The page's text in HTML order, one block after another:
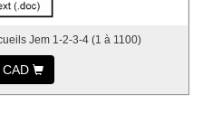
Jem 1-2-3-4 (1 à 1100)